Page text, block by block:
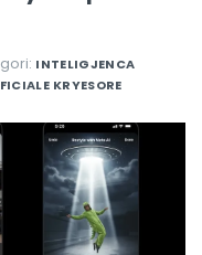
INTELIGJENCA
KRYESORE